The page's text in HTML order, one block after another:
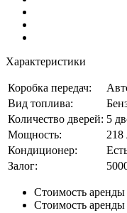
Характеристики
Коробка передач:
Вид топлива:
Количество дверей: 5
Мощность:
218
Кондиционер:
Залог:
Стоимость аренды
Стоимость аренды